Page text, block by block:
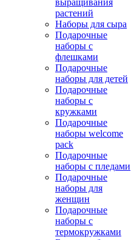
выращивания
растений
Наборы для сыра
Подарочные
наборы с
флешками
Подарочные
наборы для детей
Подарочные
наборы с
кружками
Подарочные
наборы welcome
pack
Подарочные
наборы с пледами
Подарочные
наборы для
женщин
Подарочные
наборы с
термокружками